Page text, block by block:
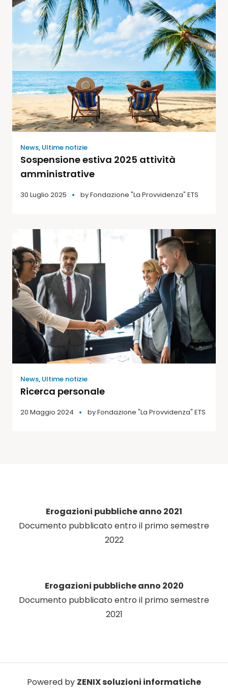
News, Ultime notizie
Sospensione estiva 2025 attività
amministrative
30 Luglio 2025 byFondazione "La Provvidenza" ETS
News, Ultime notizie
Ricerca personale
20 Maggio 2024 byFondazione "La Provvidenza" ETS
Erogazioni pubbliche anno 2021
Documento pubblicato entro il primo semestre
2022
Erogazioni pubbliche anno 2020
Documento pubblicato entro il primo semestre
2021
Powered by ZENIX soluzioni informatiche